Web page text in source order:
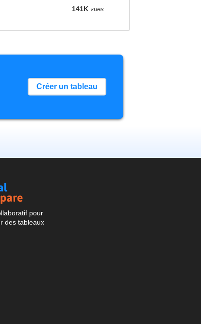
141K vues
Créer un tableau
pour
des tableaux